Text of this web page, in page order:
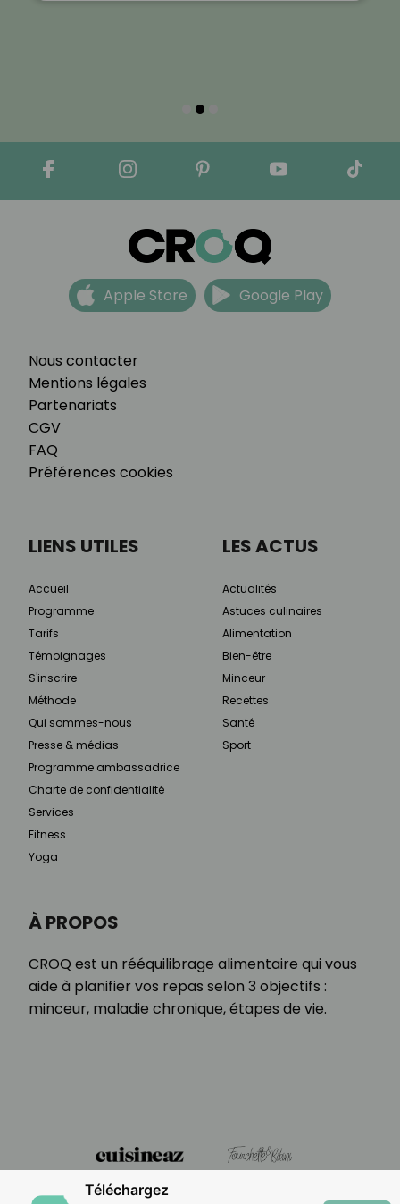
Nous contacter
Mentions légales
Partenariats
CGV
FAQ
Préférences cookies
Apple Store Google Play
À PROPOS
CROQ est un rééquilibrage alimentaire qui vous
aide à planifier vos repas selon 3 objectifs :
minceur, maladie chronique, étapes de vie.
LIENS UTILES
Accueil
Programme
Tarifs
Témoignages
S'inscrire
Méthode
Qui sommes-nous
Presse & médias
Programme ambassadrice
Charte de confidentialité
Services
Fitness
Yoga
LES ACTUS
Actualités
Astuces culinaires
Alimentation
Bien-être
Minceur
Recettes
Santé
Sport
Téléchargez